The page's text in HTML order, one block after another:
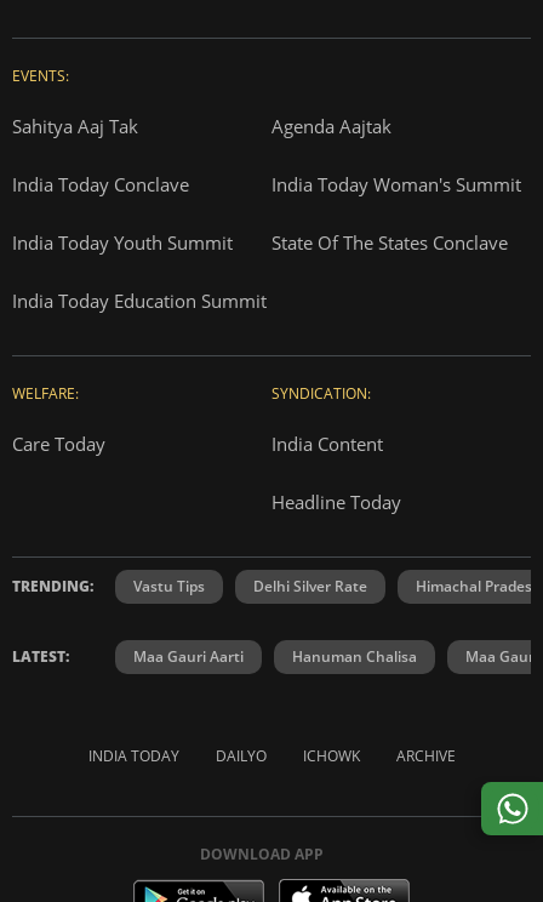
EVENTS:
Sahitya Aaj Tak Agenda Aajtak
India Today Conclave India Today Woman's Summit
India Today Youth Summit State Of The States Conclave
India Today Education Summit
WELFARE:
Care Today
SYNDICATION:
India Content
Headline Today
TRENDING: Vastu Tips Delhi Silver Rate Himachal
LATEST: Maa Gauri Aarti Hanuman Chalisa Maa Gauri
INDIA TODAY DAILYO ICHOWK ARCHIVE
DOWNLOAD APP